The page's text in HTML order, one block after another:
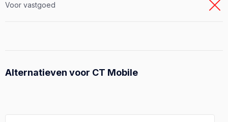
Voor vastgoed
Alternatieven voor CT Mobile